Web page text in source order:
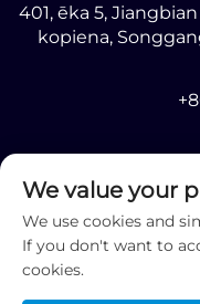
401, ēka 5,
kopiena,
We value your
We use cookies and
If you don't want to
cookies.